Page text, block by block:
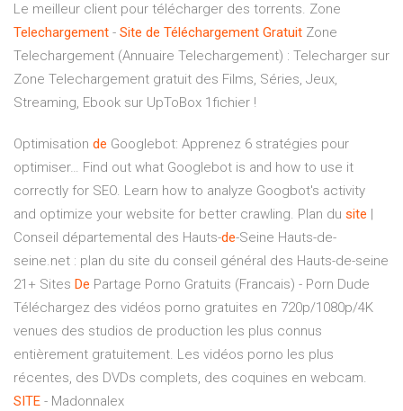
Le meilleur client pour télécharger des torrents. Zone
Telechargement - Site de Téléchargement Gratuit Zone
Telechargement (Annuaire Telechargement) : Telecharger sur
Zone Telechargement gratuit des Films, Séries, Jeux,
Streaming, Ebook sur UpToBox 1fichier !
Optimisation de Googlebot: Apprenez 6 stratégies pour
optimiser… Find out what Googlebot is and how to use it
correctly for SEO. Learn how to analyze Googbot's activity
and optimize your website for better crawling. Plan du site
Conseil départemental des Hauts-de-Seine Hauts-de-
seine.net : plan du site du conseil général des Hauts-de-seine
21+ Sites De Partage Porno Gratuits (Francais) - Porn Dude
Téléchargez des vidéos porno gratuites en 720p/1080p/4K
venues des studios de production les plus connus
entièrement gratuitement. Les vidéos porno les plus
récentes, des DVDs complets, des coquines en webcam.
SITE - Madonnalex